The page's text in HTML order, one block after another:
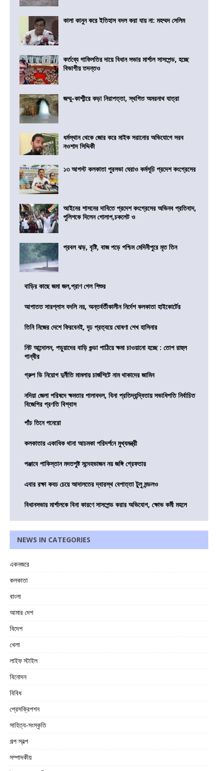
কালা কানুন করে ইতিহাস বদল করা যায় না: মহম্মদ সেলিম
কর্তব্যে গাফিলতির দায়ে বিধান সভার মার্শাল সাসপেন্ড, হচ্ছে
বিভাগীয় তদন্তও
জম্মু-কাশ্মীরে কড়া নিরাপত্তা, স্থগিত অমরনাথ যাত্রা
ধর্মস্থান থেকে জোর করে মাইক সরানোর অভিযোগে সরব
নওশাদ সিদ্দিকী
১৩ আগস্ট কলকাতা পুরসভা ঘেরাও কর্মসূচি প্রদেশ কংগ্রেসের
আইনের শাসনের দাবিতে প্রদেশ কংগ্রেসের অভিনব প্রতিবাদ,
পুলিশকে দিলেন গোলাপ,চকলেট ও
প্রবল ঝড়, বৃষ্টি, বাজ পড়ে পশ্চিম মেদিনীপুরে মৃত তিন
বাড়ির কাছে জমা জল,প্রাণ গেল শিশুর
আপাতত সারপ্লাস বদলি নয়, অন্তর্বর্তীকালীন নির্দেশ কলকাতা হাইকোর্টের
তিনি নিজের দেশে ফিরবেনই, দৃঢ প্রত্যয়ে ঘোষণা শেখ হাসিনার
নিট আন্দোলন, পড়ুয়াদের বাড়ি গুন্ডা পাঠিয়ে ক্ষমা চাওয়ানো হচ্ছে : তোপ রাহুল
গান্ধীর
গ্রুপ ডি নিয়োগ দুর্নীতি মামলায় চার্জশিটে নাম থাকাদের জামিন
নদিয়া জেলা পরিষদে ক্ষমতার পালাবদল, বিনা প্রতিদ্বন্দ্বিতায় সভাধিপতি নির্বাচিত
বিজেপির প্রণতি বিশ্বাস
পাঁচ তিনে পনেরো
কলকাতার একাধিক থানা আচমকা পরিদর্শনে মুখ্যমন্ত্রী
পঞ্জাবে পাকিস্তান মদতপুষ্ট সন্দেহভাজন নয় জঙ্গি গ্রেফতার
এবার রক্ষা কবচ চেয়ে আদালতের দ্বারস্থ বেপাত্তা টুলু মন্ডলও
বিধানসভার মার্শালকে বিনা কারণে সাসপেন্ড করার অভিযোগ, ক্ষোভ কর্মী মহলে
NEWS IN CATEGORIES
একনজরে
কলকাতা
বাংলা
আমার দেশ
বিদেশ
খেলা
লাইফ স্টাইল
বিনোদন
বিবিধ
প্রেসক্রিপশন
সাহিত্য-সংস্কৃতি
গল্প স্বল্প
সম্পাদকীয়